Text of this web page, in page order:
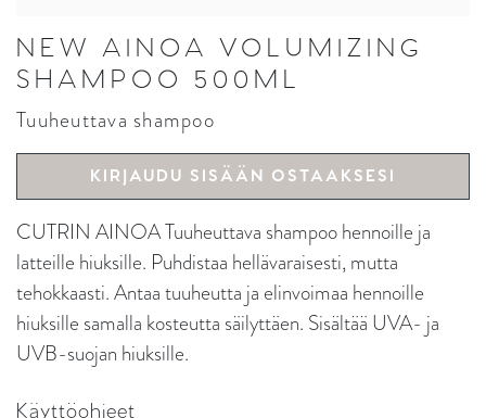
NEW AINOA VOLUMIZING
SHAMPOO 500ML
Tuuheuttava shampoo
KIRJAUDU SISÄÄN OSTAAKSESI
CUTRIN AINOA Tuuheuttava shampoo hennoille ja
latteille hiuksille. Puhdistaa hellävaraisesti, mutta
tehokkaasti. Antaa tuuheutta ja elinvoimaa hennoille
hiuksille samalla kosteutta säilyttäen. Sisältää UVA- ja
UVB-suojan hiuksille.
Käyttöohjeet